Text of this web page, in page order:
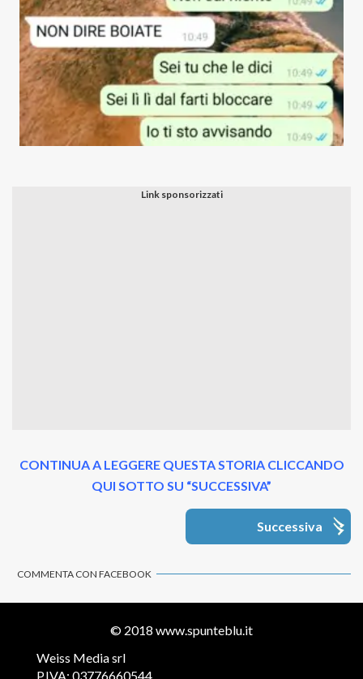
CONTINUA A LEGGERE QUESTA STORIA CLICCANDO
QUI SOTTO SU “SUCCESSIVA”
Successiva
COMMENTA CON FACEBOOK
© 2018 www.spunteblu.it
Weiss Media srl
P.IVA: 03776660544